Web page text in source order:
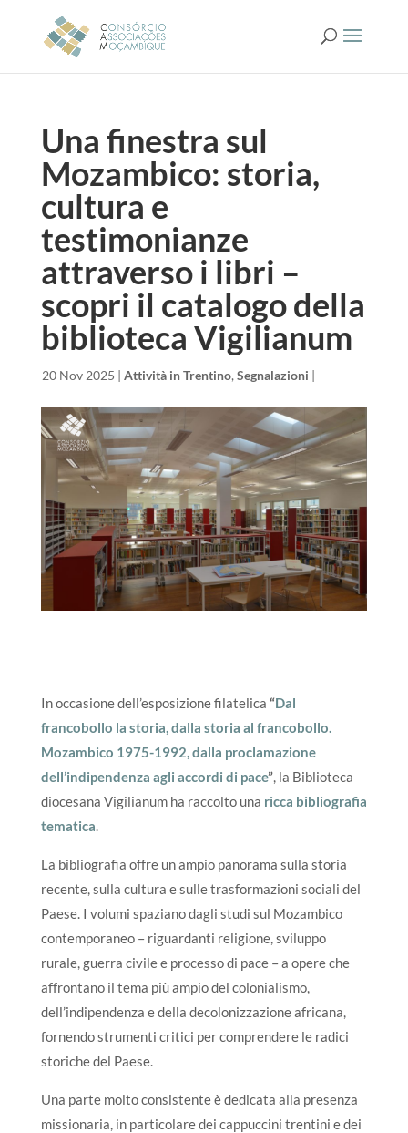
Una finestra sul
Mozambico: storia,
cultura e
testimonianze
attraverso i libri –
scopri il catalogo della
biblioteca Vigilianum
20 Nov 2025 | Attività in Trentino, Segnalazioni |
In occasione dell’esposizione filatelica “Dal
francobollo la storia, dalla storia al francobollo.
Mozambico 1975-1992, dalla proclamazione
dell’indipendenza agli accordi di pace”, la Biblioteca
diocesana Vigilianum ha raccolto una ricca bibliografia
tematica.
La bibliografia offre un ampio panorama sulla storia
recente, sulla cultura e sulle trasformazioni sociali del
Paese. I volumi spaziano dagli studi sul Mozambico
contemporaneo – riguardanti religione, sviluppo
rurale, guerra civile e processo di pace – a opere che
affrontano il tema più ampio del colonialismo,
dell’indipendenza e della decolonizzazione africana,
fornendo strumenti critici per comprendere le radici
storiche del Paese.
Una parte molto consistente è dedicata alla presenza
missionaria, in particolare dei cappuccini trentini e dei